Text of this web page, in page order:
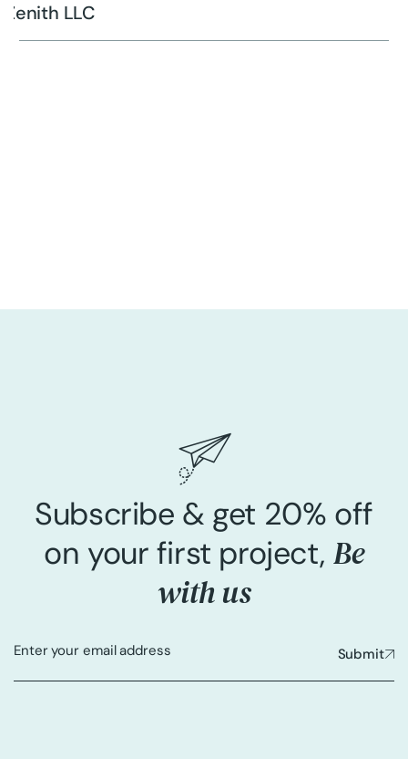
Zenith LLC
Subscribe & get 20% off
on your first project, Be
with us
Submit